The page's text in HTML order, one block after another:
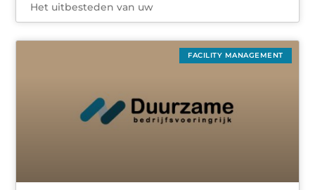
Het uitbesteden van uw
FACILITY MANAGEMENT